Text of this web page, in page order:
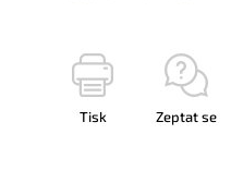
Tisk Zeptat se